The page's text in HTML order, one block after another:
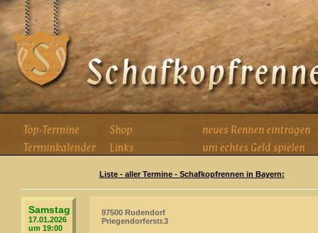
Liste - aller Termine - Schafkopfrennen in Bayern:
Samstag
17.01.2026
um 19:00
97500 Rudendorf
Priegendorferstr.3